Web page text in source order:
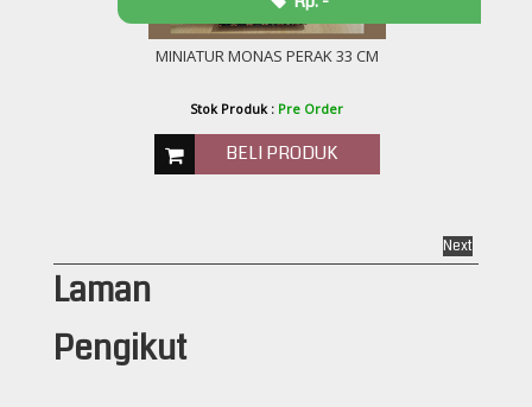
MINIATUR MONAS PERAK 33 CM
Stok Produk : Pre Order
BELI PRODUK
Next
Laman
Pengikut